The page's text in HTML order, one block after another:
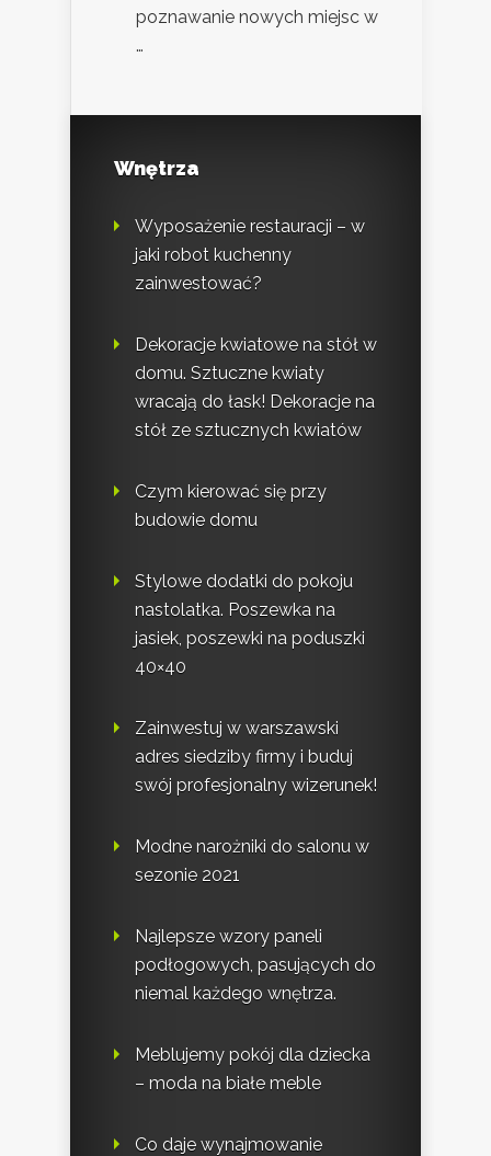
poznawanie nowych miejsc w
…
Wnętrza
Wyposażenie restauracji – w
jaki robot kuchenny
zainwestować?
Dekoracje kwiatowe na stół w
domu. Sztuczne kwiaty
wracają do łask! Dekoracje na
stół ze sztucznych kwiatów
Czym kierować się przy
budowie domu
Stylowe dodatki do pokoju
nastolatka. Poszewka na
jasiek, poszewki na poduszki
40×40
Zainwestuj w warszawski
adres siedziby firmy i buduj
swój profesjonalny wizerunek!
Modne narożniki do salonu w
sezonie 2021
Najlepsze wzory paneli
podłogowych, pasujących do
niemal każdego wnętrza.
Meblujemy pokój dla dziecka
– moda na białe meble
Co daje wynajmowanie